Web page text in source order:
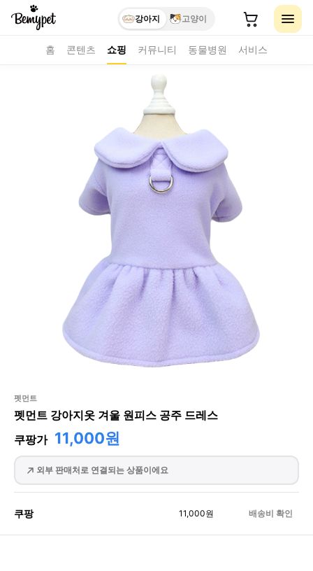
강아지 고양이
홈 콘텐츠 쇼핑 커뮤니티 동물병원 서비스
펫먼트
펫먼트 강아지옷 겨울 원피스 공주 드레스
쿠팡가 11,000원
외부 판매처로 연결되는 상품이에요
쿠팡 11,000원 배송비 확인